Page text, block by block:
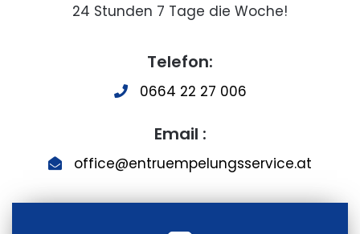
24 Stunden 7 Tage die Woche!
Telefon:
0664 22 27 006
Email :
office@entruempelungsservice.at